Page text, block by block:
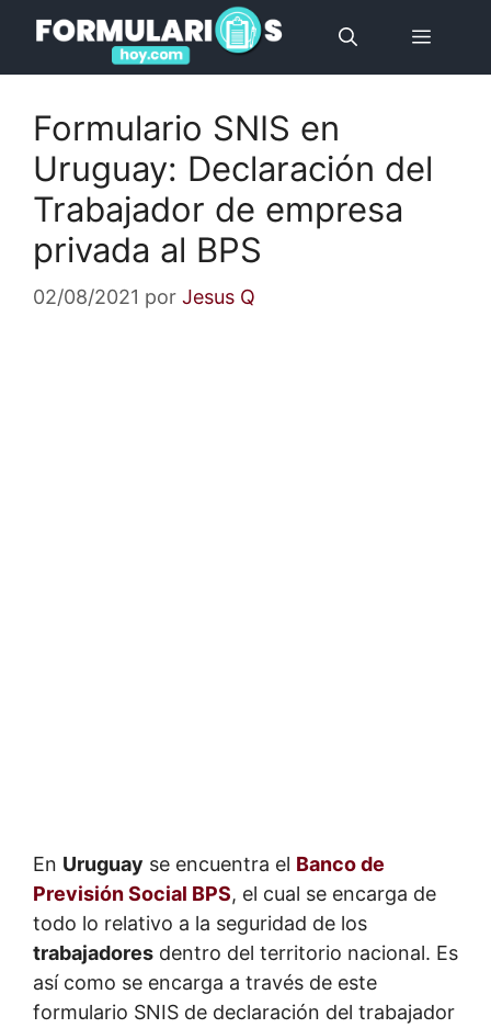
contenido
Menú
Formulario SNIS en
Uruguay: Declaración del
Trabajador de empresa
privada al BPS
02/08/2021 por Jesus Q
En Uruguay se encuentra el Banco de
Previsión Social BPS, el cual se encarga de
todo lo relativo a la seguridad de los
trabajadores dentro del territorio nacional. Es
así como se encarga a través de este
formulario SNIS de declaración del trabajador